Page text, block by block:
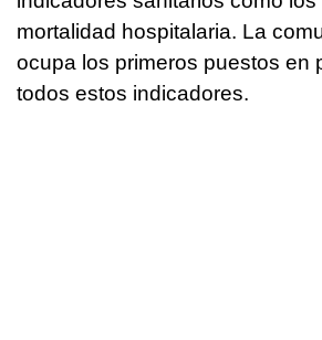
mortalidad hospitalaria. La
ocupa los primeros puestos en
todos estos indicadores.